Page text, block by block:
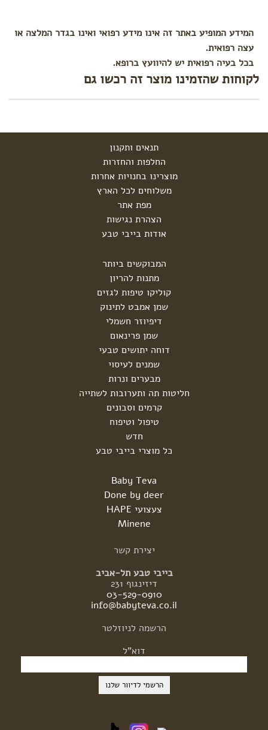
המידע המופיע באתר זה אינו מידע רפואי ואינו בגדר המלצה או
עצה רפואית.
בכל בעיה רפואית יש להיוועץ ברופא.
לקוחות שהזמינו מוצר זה רכשו גם
תנאים ותקנון
החלפות והחזרות
מוצרינו בחנויות אחרות
משלוחים לכל הארץ
מפת אתר
הצהרת נגישות
אודות בייבי טבע
המבוקשים ביותר
מתנות להריון
קוליקו טיפות לגזים
שמן אמבט לתינוק
דיפיוזר חשמלי
שמן פרינאום
דוחה יתושים טבעי
שמנים לעיסוי
מבערים ונרות
חליטות תה ותערובות לשתייה
קרמים וסבונים
טיפול וטיפוח
חדש
כל מוצרי בייבי טבע
Baby Teva
Done by deer
צעצועי HAPE
Minene
יצירת קשר
בייבי טבע תל-אביב
דיזינגוף 231
03-529-0910
info@babyteva.co.il
הרשמה לניוזלטר
דוא"ל